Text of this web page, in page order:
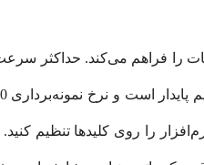
بازی یا نرم‌افزار را روی کلیدها